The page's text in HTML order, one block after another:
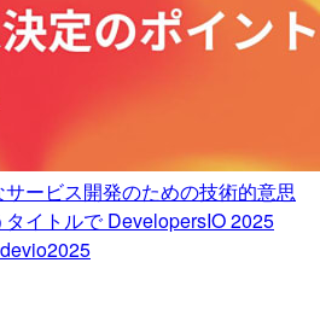
サービス開発のための技術的意思
イトルで DevelopersIO 2025